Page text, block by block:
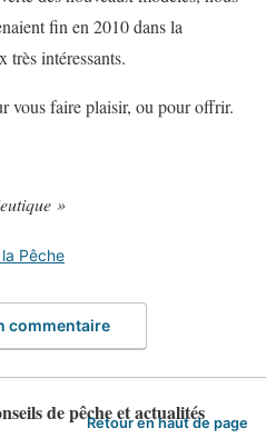
fin en 2010 dans la
très intéressants.
vous faire plaisir, ou pour offrir.
»
Pêche
commentaire
de pêche et actualités
Retour en haut de page